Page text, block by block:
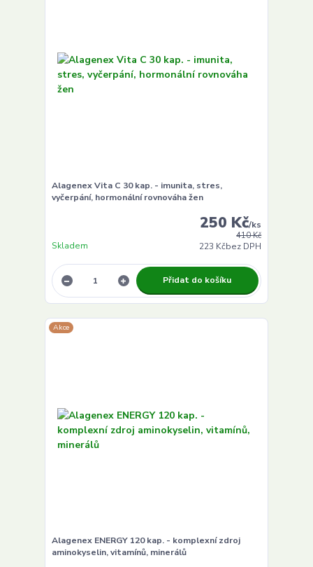
Alagenex Vita C 30 kap. - imunita, stres,
vyčerpání, hormonální rovnováha žen
410 Kč
250 Kč/ks
223 Kčbez DPH
Skladem
Přidat do košíku
Akce
Alagenex ENERGY 120 kap. - komplexní zdroj
aminokyselin, vitamínů, minerálů